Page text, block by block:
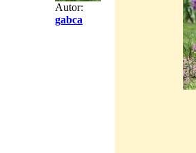
Autor:
gabca